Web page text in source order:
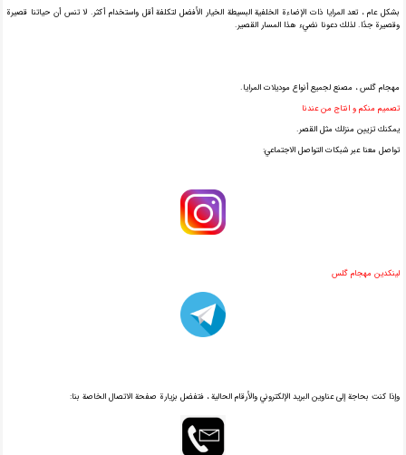
بشكل عام ، تعد المرايا ذات الإضاءة الخلفية البسيطة الخيار الأفضل لتكلفة أقل واستخدام أكثر. لا تنس أن حياتنا قصيرة
وقصيرة جدًا. لذلك دعونا نضيء هذا المسار القصير.
مهجام گلس ، مصنع لجميع أنواع موديلات المرايا.
تصميم منكم و انتاج من عندنا
يمكنك تزيين منزلك مثل القصر.
تواصل معنا عبر شبكات التواصل الاجتماعي:
لینکدین مهجام گلس
وإذا كنت بحاجة إلى عناوين البريد الإلكتروني والأرقام الحالية ، فتفضل بزيارة صفحة الاتصال الخاصة بنا: